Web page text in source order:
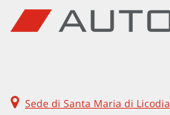
Sede di Santa Maria di Licodia